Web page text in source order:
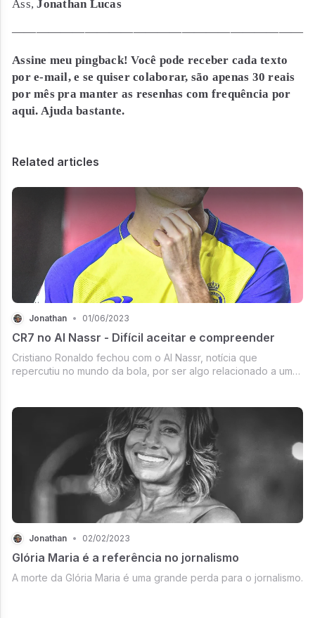
Ass,Jonathan Lucas
————————————————————————
Assine meu pingback! Você pode receber cada texto
por e-mail, e se quiser colaborar, são apenas 30 reais
por mês pra manter as resenhas com frequência por
aqui. Ajuda bastante.
Related articles
Jonathan • 01/06/2023
CR7 no Al Nassr - Difícil aceitar e compreender
Cristiano Ronaldo fechou com o Al Nassr, notícia que
repercutiu no mundo da bola, por ser algo relacionado a um
Jonathan • 02/02/2023
Glória Maria é a referência no jornalismo
A morte da Glória Maria é uma grande perda para o jornalismo.